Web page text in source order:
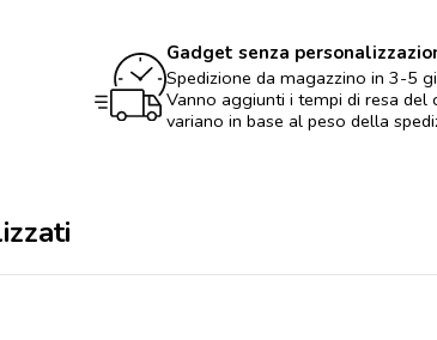
Gadget senza
Spedizione da magazzino in 3-5
Vanno aggiunti i tempi di resa del
variano in base al peso della